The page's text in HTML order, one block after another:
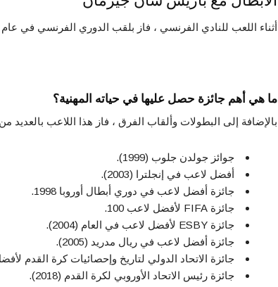
أثناء اللعب للنادي الفرنسي ، فاز بلقب الدوري الفرنسي في عام 2012.
ما هي أهم جائزة حصل عليها في حياته المهنية؟
بالإضافة إلى البطولات وألقاب الفرق ، فاز هذا اللاعب
جوائز جولدن جلوب (1999).
أفضل لاعب في إنجلترا (2003).
جائزة أفضل لاعب في دوري أبطال أوروبا 1998.
جائزة FIFA لأفضل لاعب 100.
جائزة ESBY لأفضل لاعب في العام (2004).
جائزة أفضل لاعب في ريال مدريد (2005).
جائزة الاتحاد الدولي لتاريخ وإحصائيات كرة القدم لأفضل
جائزة رئيس الاتحاد الأوروبي لكرة القدم (2018).